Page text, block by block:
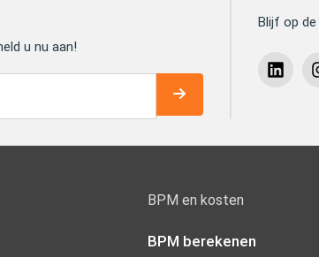
u nu aan!
Blijf op
BPM en kosten
BPM berekenen